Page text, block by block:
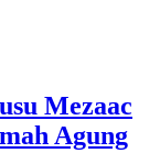
Mezaac
Agung